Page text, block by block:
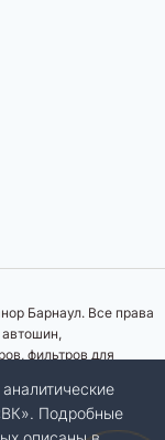
Барнаул. Все права
фильтров для
о товарах, их
ни при каких
Подробные